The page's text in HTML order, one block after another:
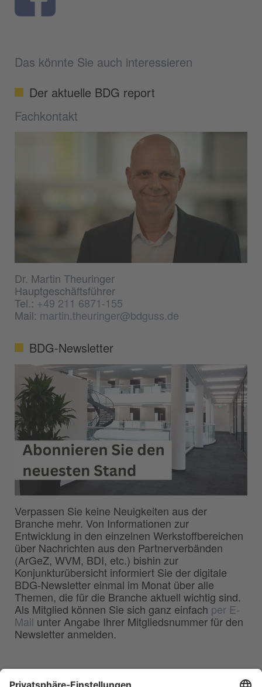
Das könnte Sie auch interessieren
Der aktuelle BDG report
Fachkontakt
Dr. Martin Theuringer
Hauptgeschäftsführer
Tel.:+49 211 6871-155
Mail: martin.theuringer@bdguss.de
BDG-Newsletter
Verpassen Sie keine Neuigkeiten aus der
Branche mehr. Von Informationen zur
Entwicklung in den einzelnen Werkstoffbereichen
über Nachrichten aus den Partnerverbänden
(ArGeZ, WVM, BDI, etc.) bishin zur
Konjunkturübersicht informiert Sie der digitale
BDG-Newsletter einmal im Monat über alle
Themen, die für die Branche aktuell wichtig sind.
Als Mitglied können Sie sich ganz einfach per E-
Mail unter Angabe Ihrer Mitgliedsnummer für den
Newsletter anmelden.